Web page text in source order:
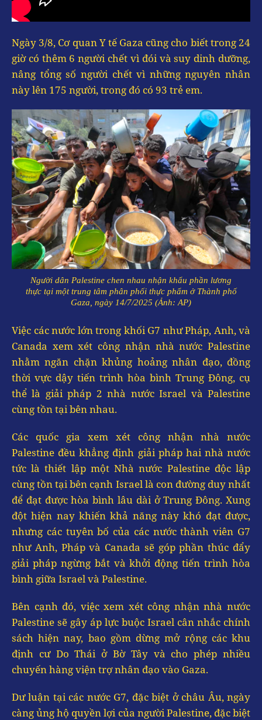
Ngày 3/8, Cơ quan Y tế Gaza cũng cho biết trong 24
giờ có thêm 6 người chết vì đói và suy dinh dưỡng,
nâng tổng số người chết vì những nguyên nhân
này lên 175 người, trong đó có 93 trẻ em.
Người dân Palestine chen nhau nhận khẩu phần lương
thực tại một trung tâm phân phối thực phẩm ở Thành phố
Gaza, ngày 14/7/2025 (Ảnh: AP)
Việc các nước lớn trong khối G7 như Pháp, Anh, và
Canada xem xét công nhận nhà nước Palestine
nhằm ngăn chặn khủng hoảng nhân đạo, đồng
thời vực dậy tiến trình hòa bình Trung Đông, cụ
thể là giải pháp 2 nhà nước Israel và Palestine
cùng tồn tại bên nhau.
Các quốc gia xem xét công nhận nhà nước
Palestine đều khẳng định giải pháp hai nhà nước
tức là thiết lập một Nhà nước Palestine độc lập
cùng tồn tại bên cạnh Israel là con đường duy nhất
để đạt được hòa bình lâu dài ở Trung Đông. Xung
đột hiện nay khiến khả năng này khó đạt được,
nhưng các tuyên bố của các nước thành viên G7
như Anh, Pháp và Canada sẽ góp phần thúc đẩy
giải pháp ngừng bắt và khởi động tiến trình hòa
bình giữa Israel và Palestine.
Bên cạnh đó, việc xem xét công nhận nhà nước
Palestine sẽ gây áp lực buộc Israel cân nhắc chính
sách hiện nay, bao gồm dừng mở rộng các khu
định cư Do Thái ở Bờ Tây và cho phép nhiều
chuyến hàng viện trợ nhân đạo vào Gaza.
Dư luận tại các nước G7, đặc biệt ở châu Âu, ngày
càng ủng hộ quyền lợi của người Palestine, đặc biệt